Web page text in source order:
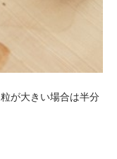
が大きい場合は半分